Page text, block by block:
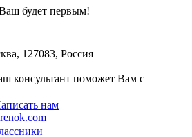
будет первым!
127083, Россия
консультант поможет Вам с
нам